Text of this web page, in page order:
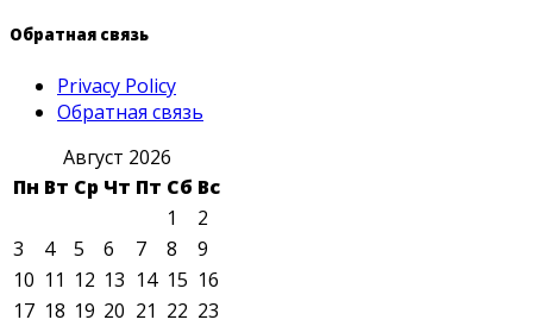
Обратная связь
Privacy Policy
Обратная связь
Август 2026
Пн Вт Ср Чт Пт Сб Вс
1
2
3
4 5 6 7 8
9
10 11 12 13 14 15 16
17 18 19 20 21 22 23